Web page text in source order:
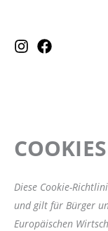
SPRINGEN
COOKIES
Diese Cookie-
und gilt für Bürger
Europäischen